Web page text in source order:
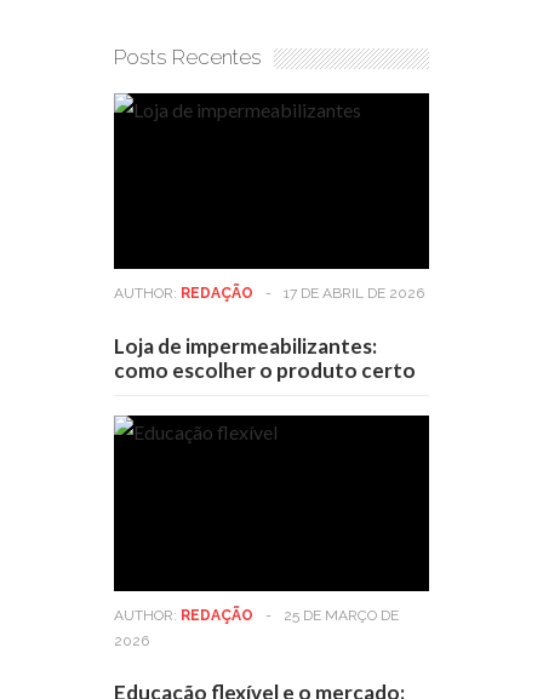
Posts Recentes
AUTHOR: REDAÇÃO - 17 DE ABRIL DE 2026
Loja de impermeabilizantes:
como escolher o produto certo
AUTHOR: REDAÇÃO -
25 DE MARÇO DE
2026
Educação flexível e o mercado: